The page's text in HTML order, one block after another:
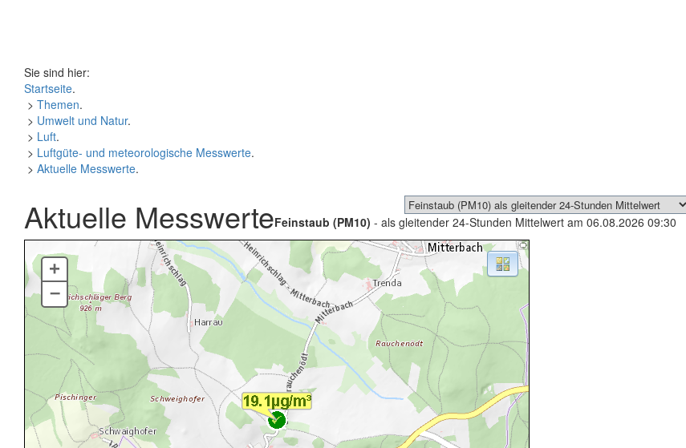
Sie sind hier:
Startseite.
> Themen.
> Umwelt und Natur.
> Luft.
> Luftgüte- und meteorologische Messwerte.
> Aktuelle Messwerte.
Aktuelle MesswerteFeinstaub (PM10) - als gleitender 24-Stunden Mittelwert am 06.08.2026 09:30
+
–